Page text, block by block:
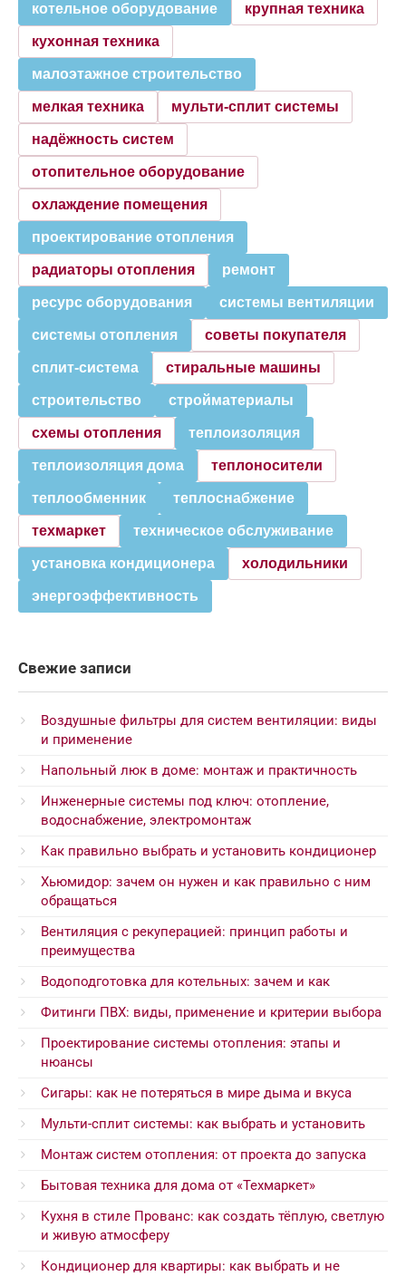
котельное оборудование крупная техника
кухонная техника
малоэтажное строительство
мелкая техника мульти-сплит системы
надёжность систем
отопительное оборудование
охлаждение помещения
проектирование отопления
радиаторы отопления ремонт
ресурс оборудования системы вентиляции
системы отопления советы покупателя
сплит-система стиральные машины
строительство стройматериалы
схемы отопления теплоизоляция
теплоизоляция дома теплоносители
теплообменник теплоснабжение
техмаркет техническое обслуживание
установка кондиционера холодильники
энергоэффективность
Свежие записи
Воздушные фильтры для систем вентиляции: виды
и применение
Напольный люк в доме: монтаж и практичность
Инженерные системы под ключ: отопление,
водоснабжение, электромонтаж
Как правильно выбрать и установить кондиционер
Хьюмидор: зачем он нужен и как правильно с ним
обращаться
Вентиляция с рекуперацией: принцип работы и
преимущества
Водоподготовка для котельных: зачем и как
Фитинги ПВХ: виды, применение и критерии выбора
Проектирование системы отопления: этапы и
нюансы
Сигары: как не потеряться в мире дыма и вкуса
Мульти-сплит системы: как выбрать и установить
Монтаж систем отопления: от проекта до запуска
Бытовая техника для дома от «Техмаркет»
Кухня в стиле Прованс: как создать тёплую, светлую
и живую атмосферу
Кондиционер для квартиры: как выбрать и не